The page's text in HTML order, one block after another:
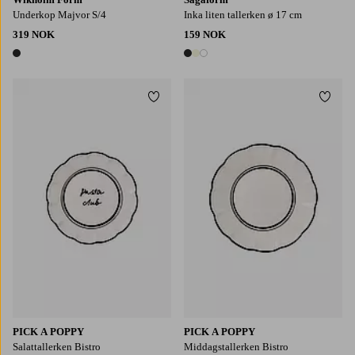
Underkop Majvor S/4
319 NOK
1 farge
Inka liten tallerken ø 17 cm
159 NOK
3 farger
PICK A POPPY
Salattallerken Bistro
Legg til favoritter
PICK A POPPY
Middagstallerken Bistro